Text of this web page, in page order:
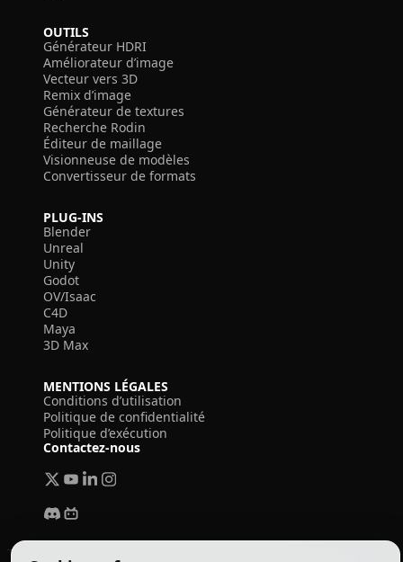
OUTILS
Générateur HDRI
Améliorateur d’image
Vecteur vers 3D
Remix d’image
Générateur de textures
Recherche Rodin
Éditeur de maillage
Visionneuse de modèles
Convertisseur de formats
PLUG-INS
Blender
Unreal
Unity
Godot
OV/Isaac
C4D
Maya
3D Max
MENTIONS LÉGALES
Conditions d’utilisation
Politique de confidentialité
Politique d’exécution
Contactez-nous